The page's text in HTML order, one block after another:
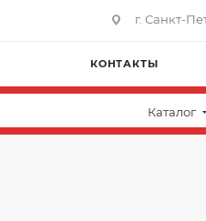
г. Санкт-
КОНТАКТЫ
Каталог